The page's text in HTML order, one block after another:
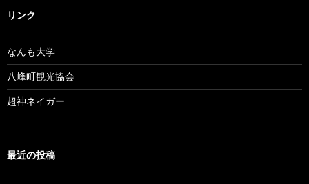
リンク
なんも大学
八峰町観光協会
超神ネイガー
最近の投稿